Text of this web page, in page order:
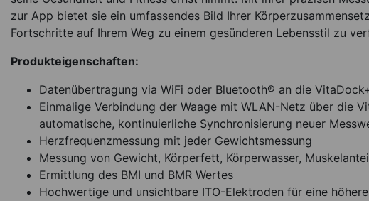
zur App bietet sie ein umfassendes Bild Ihrer
Fortschritte auf Ihrem Weg zu einem gesünderen Lebensstil zu
Produkteigenschaften:
Datenübertragung via WiFi oder Bluetooth® an die
Einmalige Verbindung der Waage mit WLAN-Netz über die
automatische, kontinuierliche Synchronisierung neuer
Herzfrequenzmessung mit jeder Gewichtsmessung
Messung von Gewicht, Körperfett, Körperwasser,
Ermittlung des BMI und BMR Wertes
Hochwertige und unsichtbare ITO-Elektroden für eine